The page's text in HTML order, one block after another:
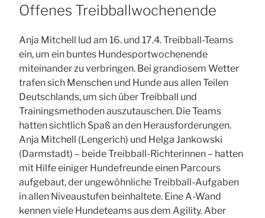
AM
Offenes Treibballwochenende
Anja Mitchell lud am 16. und 17.4. Treibball-Teams
ein, um ein buntes Hundesportwochenende
miteinander zu verbringen. Bei grandiosem Wetter
trafen sich Menschen und Hunde aus allen Teilen
Deutschlands, um sich über Treibball und
Trainingsmethoden auszutauschen. Die Teams
hatten sichtlich Spaß an den Herausforderungen.
Anja Mitchell (Lengerich) und Helga Jankowski
(Darmstadt) – beide Treibball-Richterinnen – hatten
mit Hilfe einiger Hundefreunde einen Parcours
aufgebaut, der ungewöhnliche Treibball-Aufgaben
in allen Niveaustufen beinhaltete. Eine A-Wand
kennen viele Hundeteams aus dem Agility. Aber